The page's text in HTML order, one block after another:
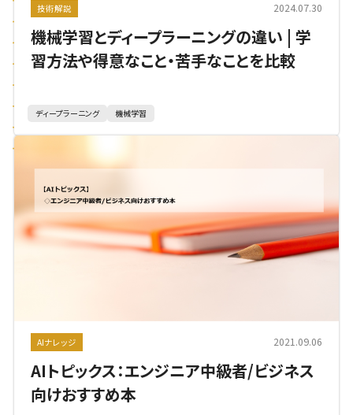
技術解説 2024.07.30
機械学習とディープラーニングの違い | 学
習方法や得意なこと・苦手なことを比較
ディープラーニング 機械学習
AIナレッジ 2021.09.06
AIトピックス：エンジニア中級者/ビジネス
向けおすすめ本